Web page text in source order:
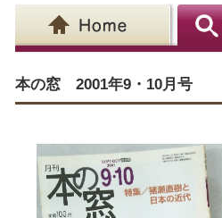
本の窓 2001年9・10月号